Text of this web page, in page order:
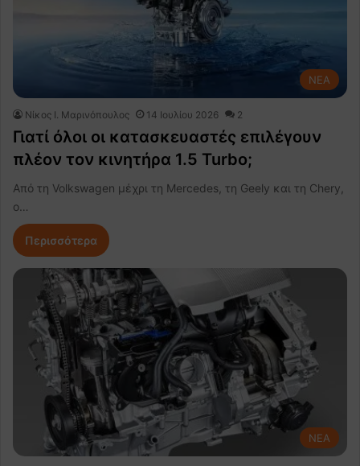
NEA
Nίκος Ι. Mαρινόπουλος 14 Ιουλίου 2026 2
Γιατί όλοι οι κατασκευαστές επιλέγουν
πλέον τον κινητήρα 1.5 Turbo;
Από τη Volkswagen μέχρι τη Mercedes, τη Geely και τη Chery,
ο…
Περισσότερα
NEA